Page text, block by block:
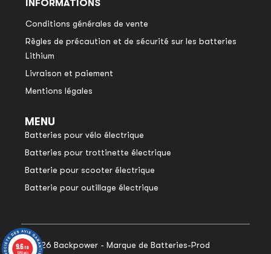
INFORMATIONS
Conditions générales de vente
Règles de précaution et de sécurité sur les batteries
Lithium
Livraison et paiement
Mentions légales
MENU
Batteries pour vélo électrique
Batteries pour trottinette électrique
Batterie pour scooter électrique
Batterie pour outillage électrique
© 2026 Backpower - Marque de Batteries-Prod
9.6/10
1048 avis
9.6/10
1048 avis